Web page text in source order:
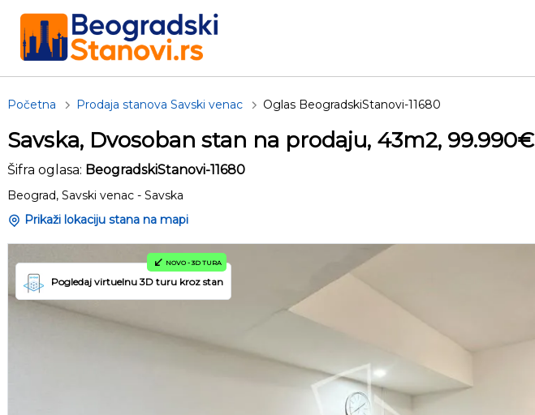
Početna Prodaja stanova Savski venac Oglas BeogradskiStanovi-11680
Savska, Dvosoban stan na prodaju, 43m2, 99.990€
Šifra oglasa: BeogradskiStanovi-11680
Beograd, Savski venac - Savska
Prikaži lokaciju stana na mapi
NOVO - 3D TURA
Pogledaj virtuelnu 3D turu kroz stan